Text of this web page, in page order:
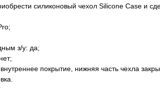
силиконовый чехол Silicone Case и
з/у: да;
покрытие, нижняя часть чехла